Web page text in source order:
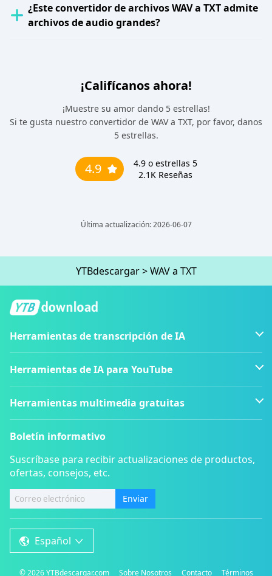
¿Este convertidor de archivos WAV a TXT admite
archivos de audio grandes?
¡Califícanos ahora!
¡Muestre su amor dando 5 estrellas!
Si te gusta nuestro convertidor de WAV a TXT, por favor, danos
5 estrellas.
4.9 4.9o estrellas 5
2.1KReseñas
Última actualización: 2026-06-07
YTBdescargar>WAV a TXT
Herramientas de transcripción de IA
Herramientas de IA para YouTube
Herramientas multimedia gratuitas
Boletín informativo
Suscríbase para recibir actualizaciones de productos,
ofertas, consejos, etc.
Enviar
Español
©2026YTBdescargar.com Sobre Nosotros Contacto Términos